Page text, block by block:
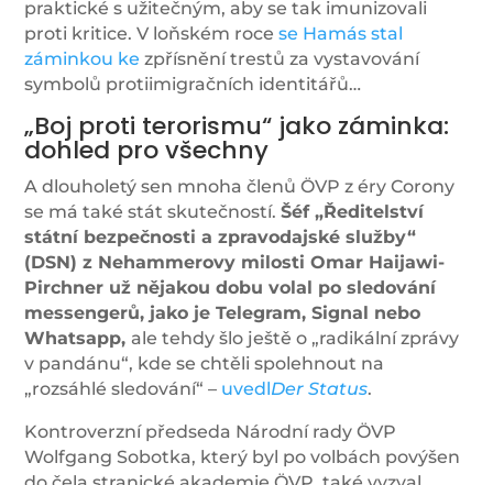
praktické s užitečným, aby se tak imunizovali
proti kritice. V loňském rocese Hamás stal
záminkou ke zpřísnění trestů za vystavování
symbolů protiimigračních identitářů…
„Boj proti terorismu“ jako záminka:
dohled pro všechny
A dlouholetý sen mnoha členů ÖVP z éry Corony
se má také stát skutečností.Šéf „Ředitelství
státní bezpečnosti a zpravodajské služby“
(DSN) z Nehammerovy milosti Omar Haijawi-
Pirchner už nějakou dobu volal po sledování
messengerů, jako je Telegram, Signal nebo
Whatsapp,ale tehdy šlo ještě o „radikální zprávy
v pandánu“, kde se chtěli spolehnout na
„rozsáhlé sledování“ – uvedlDer Status.
Kontroverzní předseda Národní rady ÖVP
Wolfgang Sobotka, který byl po volbách povýšen